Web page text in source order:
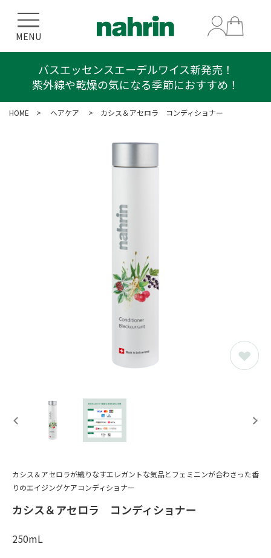
MENU
バスエッセンスエーデルワイス新発売！
紫外線や乾燥の気になる季節におすすめ！
HOME > ヘアケア > カシス＆アセロラ コンディショナー
カシス＆アセロラが織りなすエレガントな気品とフェミニンが合わさった香
りのエイジングケアコンディショナー
カシス＆アセロラ コンディショナー
250mL